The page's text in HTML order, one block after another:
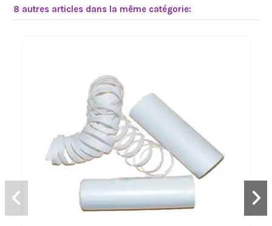
8 autres articles dans la même catégorie: